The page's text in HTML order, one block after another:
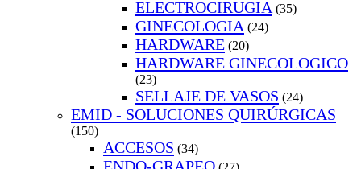
ELECTROCIRUGIA (35)
GINECOLOGIA (24)
HARDWARE (20)
HARDWARE GINECOLOGICO
(23)
SELLAJE DE VASOS (24)
EMID - SOLUCIONES QUIRÚRGICAS
(150)
ACCESOS (34)